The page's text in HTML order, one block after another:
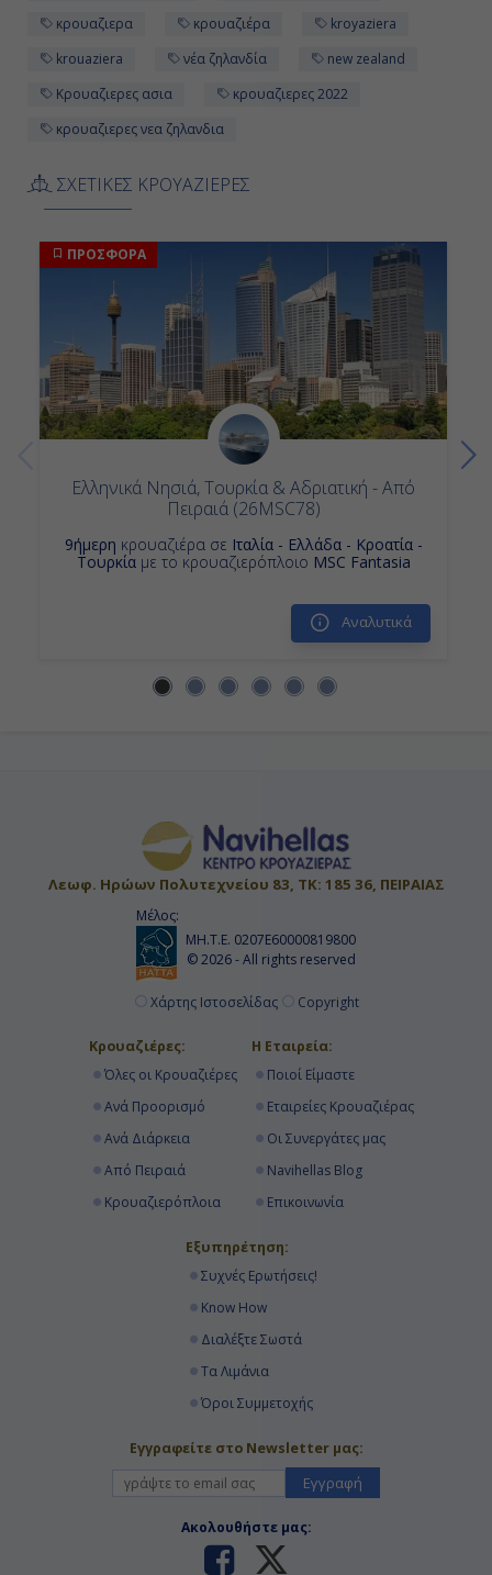
κρουαζιερα
κρουαζιέρα
kroyaziera
krouaziera
νέα ζηλανδία
new zealand
Κρουαζιερες ασια
κρουαζιερες 2022
κρουαζιερες νεα ζηλανδια
ΣΧΕΤΙΚΕΣ ΚΡΟΥΑΖΙΕΡΕΣ
ΠΡΟΣΦΟΡΑ
Ελληνικά Νησιά, Τουρκία & Αδριατική - Από
Πειραιά (26MSC78)
9ήμερη κρουαζιέρα σε Ιταλία - Ελλάδα - Κροατία -
Τουρκίαμε το κρουαζιερόπλοιο MSC Fantasia
Αναλυτικά
Λεωφ. Ηρώων Πολυτεχνείου 83, ΤΚ: 185 36, ΠΕΙΡΑΙΑΣ
Μέλος:
ΜΗ.Τ.Ε. 0207Ε60000819800
© 2026 - All rights reserved
Χάρτης Ιστοσελίδας Copyright
Κρουαζιέρες:
Όλες οι Κρουαζιέρες
Ανά Προορισμό
Ανά Διάρκεια
Από Πειραιά
Κρουαζιερόπλοια
Η Εταιρεία:
Ποιοί Είμαστε
Εταιρείες Κρουαζιέρας
Οι Συνεργάτες μας
Navihellas Blog
Επικοινωνία
Εξυπηρέτηση:
Συχνές Ερωτήσεις!
Know How
Διαλέξτε Σωστά
Τα Λιμάνια
Όροι Συμμετοχής
Εγγραφείτε στο Newsletter μας:
Εγγραφή
Ακολουθήστε μας: